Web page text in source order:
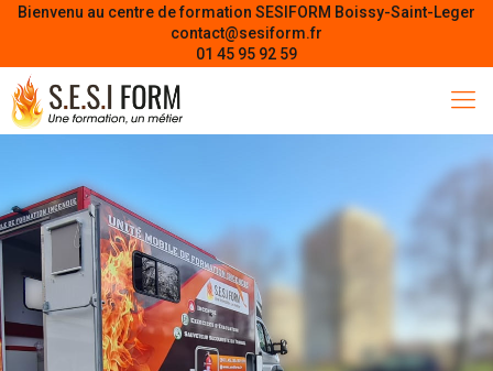
Bienvenu au centre de formation SESIFORM Boissy-Saint-Leger
contact@sesiform.fr
01 45 95 92 59